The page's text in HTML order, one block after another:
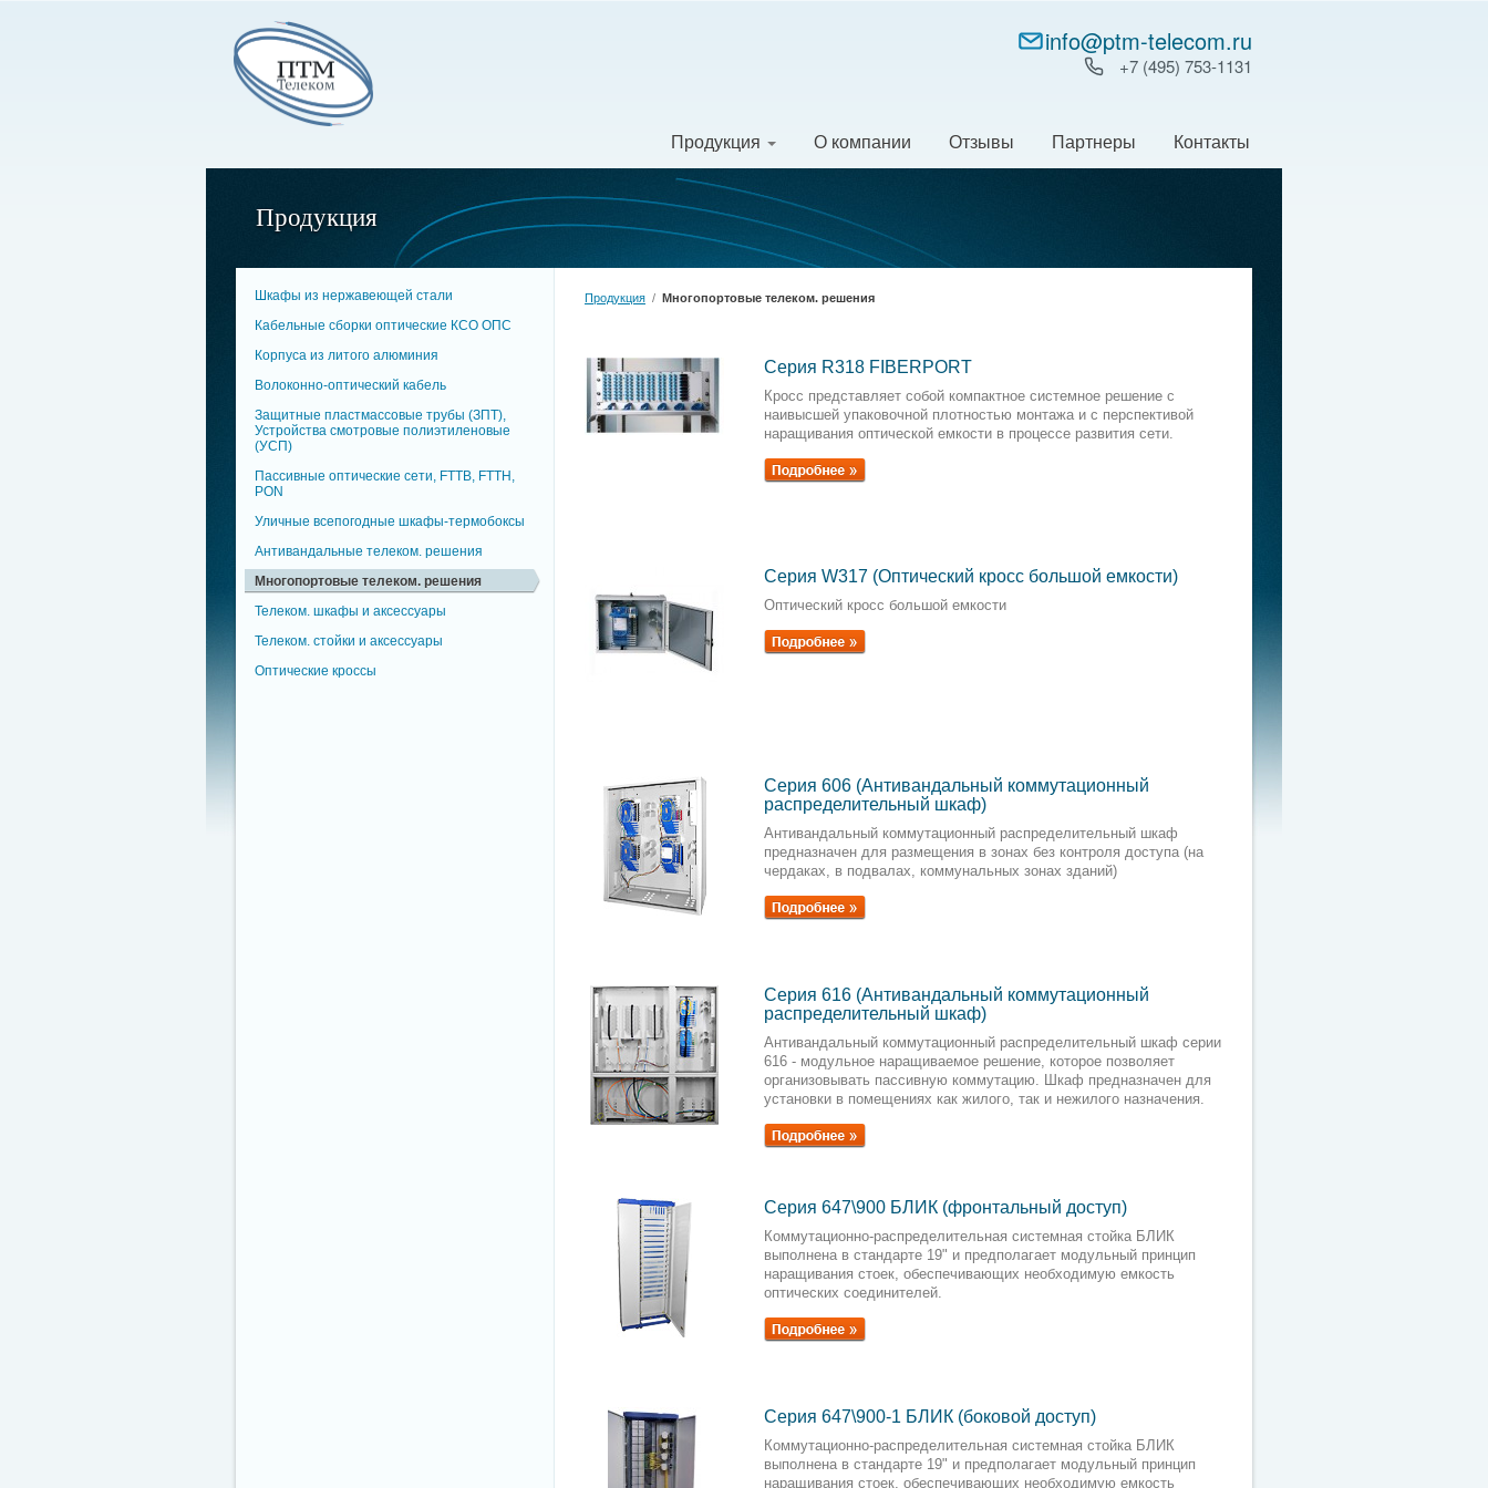
info@ptm-telecom.ru
+7 (495) 753‑1131
Продукция О компании Отзывы Партнеры Контакты
Продукция
Шкафы из нержавеющей стали
Кабельные сборки оптические КСО ОПC
Корпуса из литого алюминия
Волоконно-оптический кабель
Защитные пластмассовые трубы (ЗПТ),
Устройства смотровые полиэтиленовые
(УСП)
Пассивные оптические сети, FTTB, FTTH,
PON
Уличные всепогодные шкафы-термобоксы
Антивандальные телеком. решения
Многопортовые телеком. решения
Телеком. шкафы и аксессуары
Телеком. стойки и аксессуары
Оптические кроссы
Продукция / Многопортовые телеком. решения
Серия R318 FIBERPORT
Кросс представляет собой компактное системное решение с
наивысшей упаковочной плотностью монтажа и с перспективой
наращивания оптической емкости в процессе развития сети.
Серия W317 (Оптический кросс большой емкости)
Оптический кросс большой емкости
Серия 606 (Антивандальный коммутационный
распределительный шкаф)
Антивандальный коммутационный распределительный шкаф
предназначен для размещения в зонах без контроля доступа (на
чердаках, в подвалах, коммунальных зонах зданий)
Серия 616 (Антивандальный коммутационный
распределительный шкаф)
Антивандальный коммутационный распределительный шкаф серии
616 - модульное наращиваемое решение, которое позволяет
организовывать пассивную коммутацию. Шкаф предназначен для
установки в помещениях как жилого, так и нежилого назначения.
Серия 647\900 БЛИК (фронтальный доступ)
Коммутационно-распределительная системная стойка БЛИК
выполнена в стандарте 19" и предполагает модульный принцип
наращивания стоек, обеспечивающих необходимую емкость
оптических соединителей.
Серия 647\900-1 БЛИК (боковой доступ)
Коммутационно-распределительная системная стойка БЛИК
выполнена в стандарте 19" и предполагает модульный принцип
наращивания стоек, обеспечивающих необходимую емкость